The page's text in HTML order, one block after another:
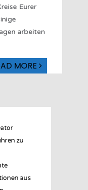
Eurer
arbeiten
MORE